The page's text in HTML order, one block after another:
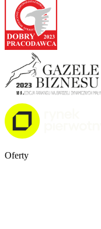
Oferty